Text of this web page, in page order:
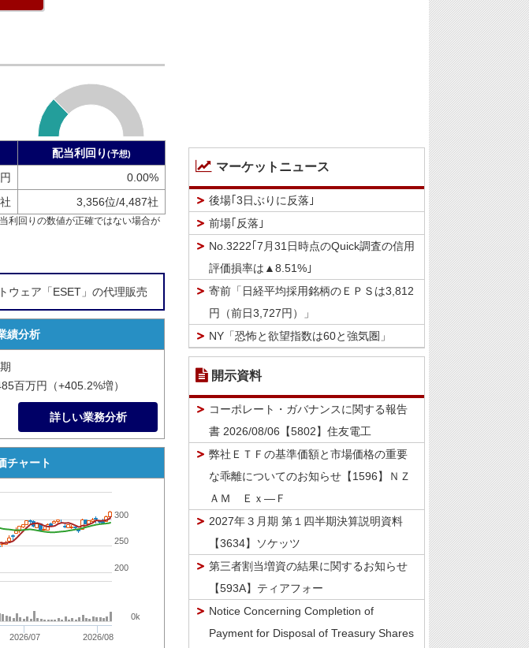
配当利回り (予想)
0.00%
3,356位/4,487社
利回りの数値が正確ではない場合が
ウェア「ESET」の代理販売
績分析
百万円（+405.2%増）
詳しい業務分析
チャート
2026/07 2026/08
200
250
300
0k
マーケットニュース
後場｢3日ぶりに反落｣
前場｢反落｣
No.3222｢7月31日時点のQuick調査の信用
評価損率は▲8.51%｣
寄前「日経平均採用銘柄のＥＰＳは3,812
円（前日3,727円）」
NY「恐怖と欲望指数は60と強気圏」
開示資料
コーポレート・ガバナンスに関する報告
書 2026/08/06【5802】住友電工
弊社ＥＴＦの基準価額と市場価格の重要
な乖離についてのお知らせ【1596】ＮＺ
ＡＭ Ｅｘ―Ｆ
2027年３月期 第１四半期決算説明資料
【3634】ソケッツ
第三者割当増資の結果に関するお知らせ
【593A】ティアフォー
Notice Concerning Completion of
Payment for Disposal of Treasury Shares